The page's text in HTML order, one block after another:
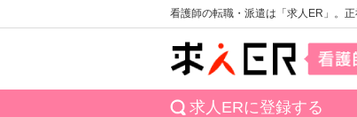
看護師の転職・派遣は「求人ER」。
求人ERに登録する